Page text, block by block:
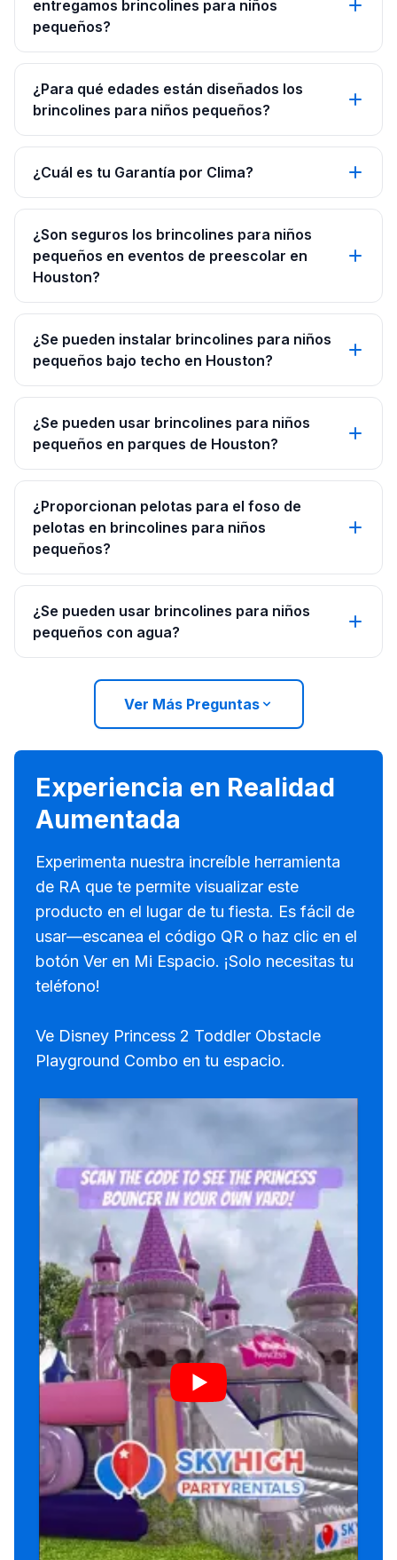
entregamos brincolines para niños
pequeños?
¿Para qué edades están diseñados los
brincolines para niños pequeños?
¿Cuál es tu Garantía por Clima?
¿Son seguros los brincolines para niños
pequeños en eventos de preescolar en
Houston?
¿Se pueden instalar brincolines para niños
pequeños bajo techo en Houston?
¿Se pueden usar brincolines para niños
pequeños en parques de Houston?
¿Proporcionan pelotas para el foso de
pelotas en brincolines para niños
pequeños?
¿Se pueden usar brincolines para niños
pequeños con agua?
Ver Más Preguntas
Experiencia en Realidad
Aumentada
Experimenta nuestra increíble herramienta
de RA que te permite visualizar este
producto en el lugar de tu fiesta. Es fácil de
usar—escanea el código QR o haz clic en el
botón Ver en Mi Espacio. ¡Solo necesitas tu
teléfono!
Ve Disney Princess 2 Toddler Obstacle
Playground Combo en tu espacio.